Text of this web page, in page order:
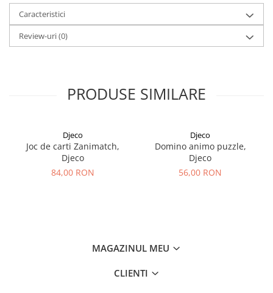
Caracteristici
Review-uri(0)
PRODUSE SIMILARE
Djeco
Joc de carti Zanimatch,
Djeco
84,00 RON
Djeco
Domino animo puzzle,
Djeco
56,00 RON
MAGAZINUL MEU
CLIENTI